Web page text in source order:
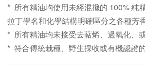
* 所有精油均使用未經混攙的 100% 純
拉丁學名和化學結構明確區分之各種芳
* 所有精油均未接受去萜烯、過氧化、
* 符合傳統栽種、野生採收或有機認證